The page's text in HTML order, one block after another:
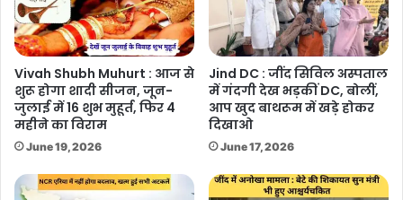
फिर
भी
प्रचार
नहीं
Vivah Shubh Muhurt : आज से
शुरू होगा शादी सीजन, जून-
जुलाई में 16 शुभ मुहूर्त, फिर 4
महीने का विराम
June 19, 2026
Jind DC : जींद सिविल अस्पताल
में गंदगी देख भड़कीं DC, बोलीं,
आप खुद बाथरूम में खड़े होकर
दिखाओ
June 17, 2026